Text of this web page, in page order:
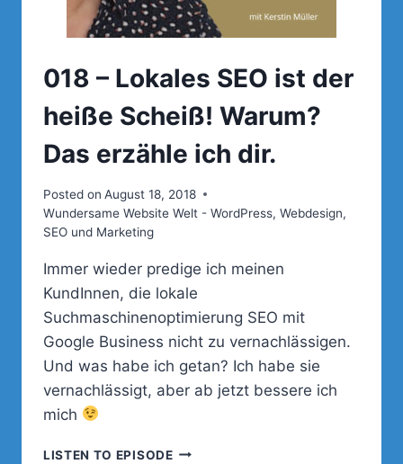
018 – Lokales SEO ist der
heiße Scheiß! Warum?
Das erzähle ich dir.
Posted on August 18, 2018
Wundersame Website Welt - WordPress, Webdesign,
SEO und Marketing
Immer wieder predige ich meinen
KundInnen, die lokale
Suchmaschinenoptimierung SEO mit
Google Business nicht zu vernachlässigen.
Und was habe ich getan? Ich habe sie
vernachlässigt, aber ab jetzt bessere ich
mich
LISTEN TO EPISODE018